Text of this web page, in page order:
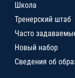
Школа
Тренерский штаб
Часто
Новый набор
Сведения об